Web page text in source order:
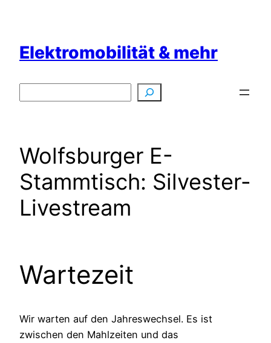
springen
Elektromobilität & mehr
Wolfsburger E-
Stammtisch: Silvester-
Livestream
Wartezeit
Wir warten auf den Jahreswechsel. Es ist
zwischen den Mahlzeiten und das